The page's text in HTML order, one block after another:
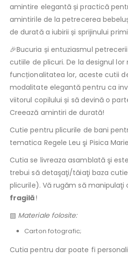
amintire elegantă și practică
amintirile de la petrecerea
de durată a iubirii și sprijinului
🎉Bucuria și entuziasmul
cutiile de plicuri. De la designul
funcționalitatea lor, aceste cutii
modalitate elegantă pentru ca
viitorul copilului și să devină o
Creează amintiri de durată!
Cutie pentru plicurile de bani
tematica Regele Leu şi Pisica
Cutia se livreaza asamblată şi este
trebui să detaşaţi/tăiaţi baza
plicurile). Vă rugăm să manipulaţi
fragilă!
▧ Materiale folosite:
Carton fotografic;
Cutia pentru dar poate fi